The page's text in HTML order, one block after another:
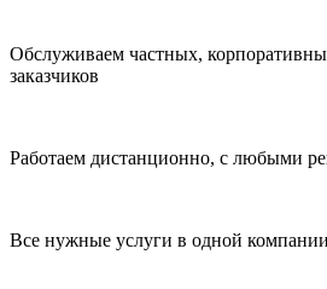
Обслуживаем частных,
заказчиков
Работаем дистанционно, с любыми
Все нужные услуги в одной компании